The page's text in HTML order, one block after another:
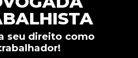
seu direito como